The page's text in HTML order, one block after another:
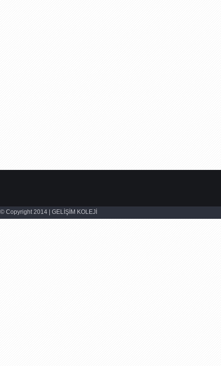
© Copyright 2014 | GELİŞİM KOLEJİ